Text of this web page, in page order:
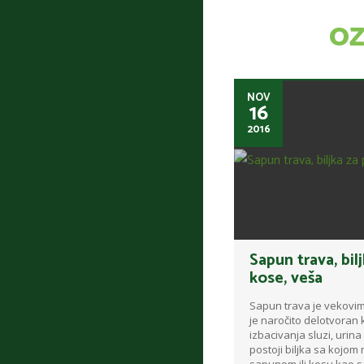
NOV
16
2016
Sapun trava,
kose, veša
Sapun trava je
je naročito delotvoran
izbacivanja sluzi,
postoji biljka sa kojom